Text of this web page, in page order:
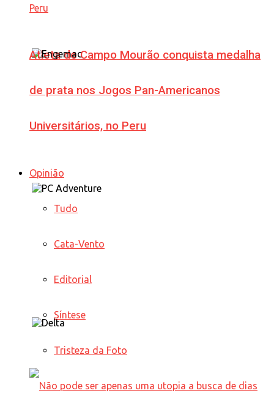
Atleta de Campo Mourão conquista medalha
de prata nos Jogos Pan-Americanos
Universitários, no Peru
Opinião
Tudo
Cata-Vento
Editorial
Síntese
Tristeza da Foto